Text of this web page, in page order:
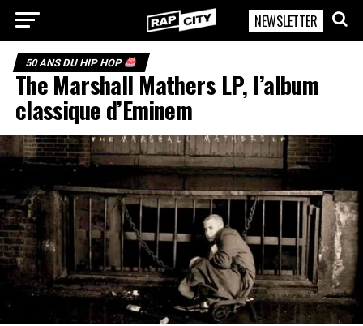
RapCity
NEWSLETTER
50 ANS DU HIP HOP
The Marshall Mathers LP, l’album
classique d’Eminem